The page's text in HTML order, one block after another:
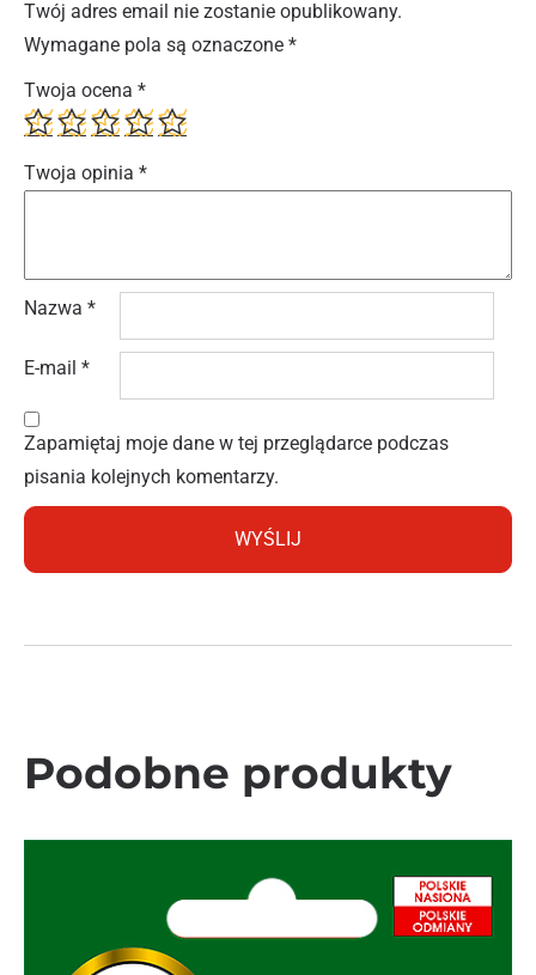
Twój adres email nie zostanie opublikowany.
Wymagane pola są oznaczone *
Twoja ocena *
Twoja opinia *
Nazwa *
E-mail *
Zapamiętaj moje dane w tej przeglądarce podczas
pisania kolejnych komentarzy.
Podobne produkty